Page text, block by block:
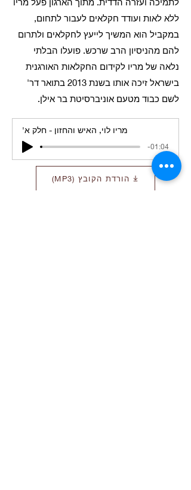
ללא לאות ועודד חקלאים לעבור לתחום,
במקביל הוא המשיך לייעץ לחקלאים ולתרום
להם מהניסיון הרב שרכש. פועלו הבלתי
נלאה של מריו לקידום החקלאות האורגנית
בישראל זיכה אותו בשנת 2013 בתואר דר'
לשם כבוד מטעם אוניברסיטת בר אילן.
'מריו לוי, האיש והחזון - חלק א
-01:04
הורדת הקובץ (MP3)